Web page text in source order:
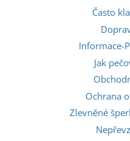
Často
Informace-
Jak
Ochrana
Zlevněné